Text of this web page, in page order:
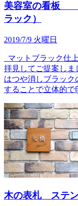
美容室の看板
ラック）
2019/7/9 火曜日
マットブラック仕
拝見してご提案し
はつや消しブラッ
することで立体的
木の表札 ステ